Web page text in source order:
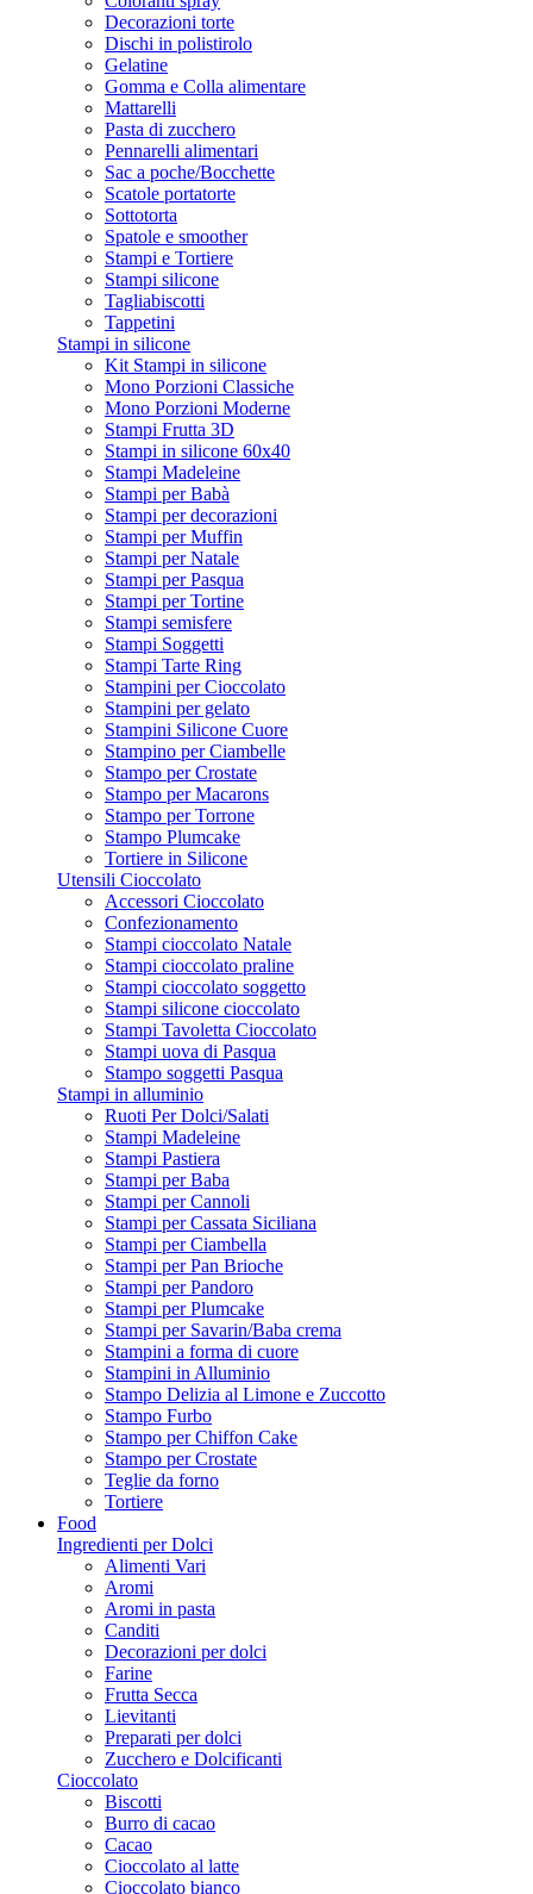
Decorazioni torte
Dischi in polistirolo
Gelatine
Gomma e Colla alimentare
Mattarelli
Pasta di zucchero
Pennarelli alimentari
Sac a poche/Bocchette
Scatole portatorte
Sottotorta
Spatole e smoother
Stampi e Tortiere
Stampi silicone
Tagliabiscotti
Tappetini
Stampi in silicone
Kit Stampi in silicone
Mono Porzioni Classiche
Mono Porzioni Moderne
Stampi Frutta 3D
Stampi in silicone 60x40
Stampi Madeleine
Stampi per Babà
Stampi per decorazioni
Stampi per Muffin
Stampi per Natale
Stampi per Pasqua
Stampi per Tortine
Stampi semisfere
Stampi Soggetti
Stampi Tarte Ring
Stampini per Cioccolato
Stampini per gelato
Stampini Silicone Cuore
Stampino per Ciambelle
Stampo per Crostate
Stampo per Macarons
Stampo per Torrone
Stampo Plumcake
Tortiere in Silicone
Utensili Cioccolato
Accessori Cioccolato
Confezionamento
Stampi cioccolato Natale
Stampi cioccolato praline
Stampi cioccolato soggetto
Stampi silicone cioccolato
Stampi Tavoletta Cioccolato
Stampi uova di Pasqua
Stampo soggetti Pasqua
Stampi in alluminio
Ruoti Per Dolci/Salati
Stampi Madeleine
Stampi Pastiera
Stampi per Baba
Stampi per Cannoli
Stampi per Cassata Siciliana
Stampi per Ciambella
Stampi per Pan Brioche
Stampi per Pandoro
Stampi per Plumcake
Stampi per Savarin/Baba crema
Stampini a forma di cuore
Stampini in Alluminio
Stampo Delizia al Limone e Zuccotto
Stampo Furbo
Stampo per Chiffon Cake
Stampo per Crostate
Teglie da forno
Tortiere
Food
Ingredienti per Dolci
Alimenti Vari
Aromi
Aromi in pasta
Canditi
Decorazioni per dolci
Farine
Frutta Secca
Lievitanti
Preparati per dolci
Zucchero e Dolcificanti
Cioccolato
Biscotti
Burro di cacao
Cacao
Cioccolato al latte
Cioccolato bianco